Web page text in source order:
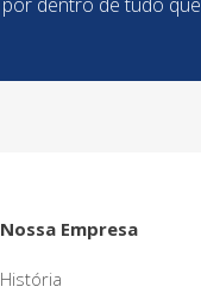
Nossa Empresa
História